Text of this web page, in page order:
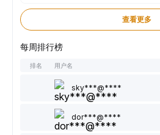
查看更多
每周排行榜
排名 用户名
sky***@****
dor***@****